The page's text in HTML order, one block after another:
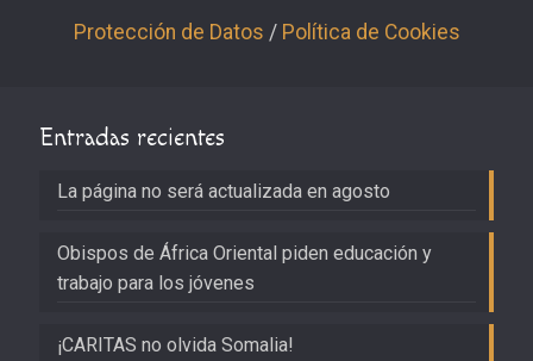
Protección de Datos / Política de Cookies
Entradas recientes
La página no será actualizada en agosto
Obispos de África Oriental piden educación y
trabajo para los jóvenes
¡CARITAS no olvida Somalia!